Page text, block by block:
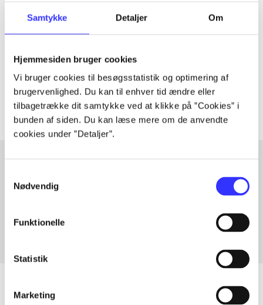
Samtykke Detaljer Om
Hjemmesiden bruger cookies
Vi bruger cookies til besøgsstatistik og optimering af
brugervenlighed. Du kan til enhver tid ændre eller
tilbagetrække dit samtykke ved at klikke på ”Cookies” i
bunden af siden. Du kan læse mere om de anvendte
cookies under ”Detaljer”.
Nødvendig
Funktionelle
Statistik
Marketing
Artiklen er en del af
Tidsskrift
Artiklerne i handler ofte om
Artikler med samme emner